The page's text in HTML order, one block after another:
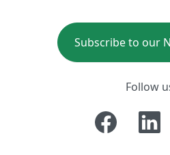
Subscribe to our
Follow